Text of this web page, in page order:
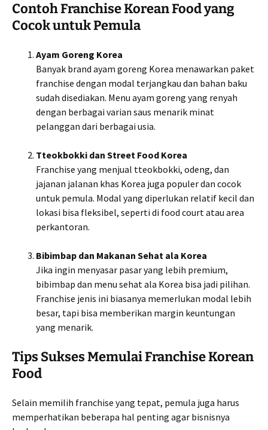
Contoh Franchise Korean Food yang
Cocok untuk Pemula
Ayam Goreng Korea
Banyak brand ayam goreng Korea menawarkan paket
franchise dengan modal terjangkau dan bahan baku
sudah disediakan. Menu ayam goreng yang renyah
dengan berbagai varian saus menarik minat
pelanggan dari berbagai usia.
Tteokbokki dan Street Food Korea
Franchise yang menjual tteokbokki, odeng, dan
jajanan jalanan khas Korea juga populer dan cocok
untuk pemula. Modal yang diperlukan relatif kecil dan
lokasi bisa fleksibel, seperti di food court atau area
perkantoran.
Bibimbap dan Makanan Sehat ala Korea
Jika ingin menyasar pasar yang lebih premium,
bibimbap dan menu sehat ala Korea bisa jadi pilihan.
Franchise jenis ini biasanya memerlukan modal lebih
besar, tapi bisa memberikan margin keuntungan
yang menarik.
Tips Sukses Memulai Franchise Korean
Food
Selain memilih franchise yang tepat, pemula juga harus
memperhatikan beberapa hal penting agar bisnisnya